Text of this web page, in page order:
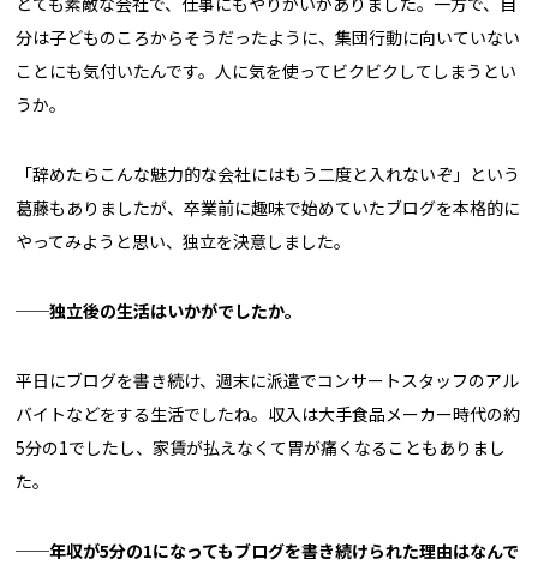
分は子どものころからそうだったように、集団行動に向いていない
ことにも気付いたんです。人に気を使ってビクビクしてしまうとい
うか。
「辞めたらこんな魅力的な会社にはもう二度と入れないぞ」という
葛藤もありましたが、卒業前に趣味で始めていたブログを本格的に
やってみようと思い、独立を決意しました。
──独立後の生活はいかがでしたか。
平日にブログを書き続け、週末に派遣でコンサートスタッフのアル
バイトなどをする生活でしたね。収入は大手食品メーカー時代の約
5分の1でしたし、家賃が払えなくて胃が痛くなることもありまし
た。
──年収が5分の1になってもブログを書き続けられた理由はなんで